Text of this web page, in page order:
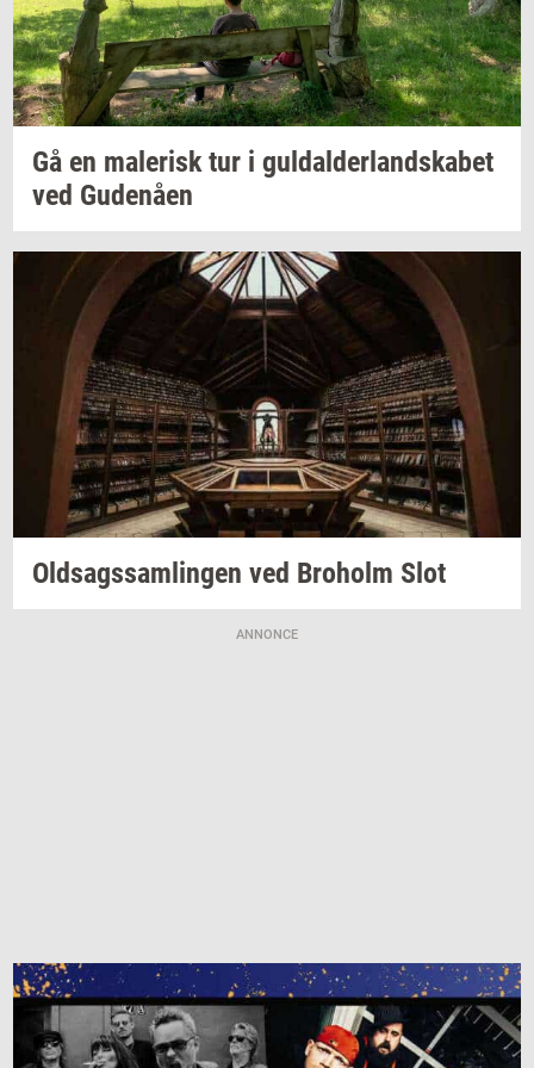
Gå en ma­le­risktur i gul­dal­der­land­ska­bet
ved Gu­denå­en
Oldsags­sam­lin­gen ved Bro­holm Slot
ANNONCE